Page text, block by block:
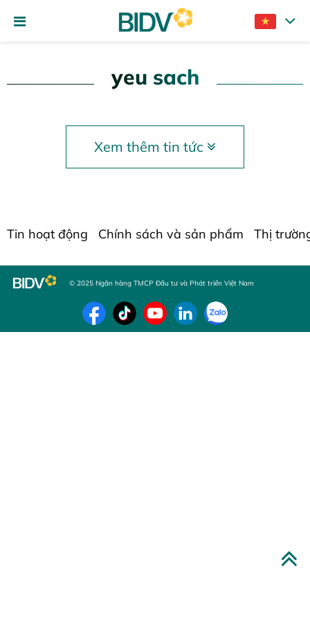
yeu sach
Xem thêm tin tức
Tin hoạt động Chính sách và sản phẩm Thị
© 2025 Ngân hàng TMCP Đầu tư và Phát triển Việt Nam